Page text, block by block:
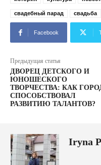
свадебный парад свадьба
Facebook
Предыдущая статья
ДВОРЕЦ ДЕТСКОГО И
ЮНОШЕСКОГО
ТВОРЧЕСТВА: КАК
СПОСОБСТВОВАЛ
РАЗВИТИЮ ТАЛАНТОВ?
Iryna